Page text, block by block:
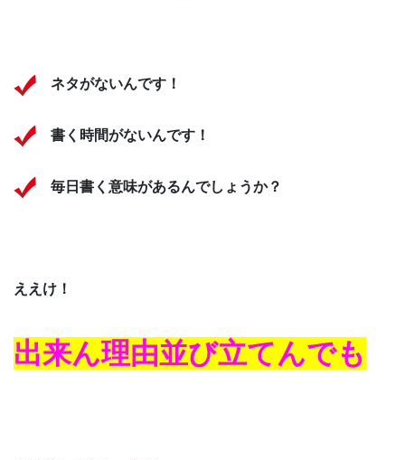
ネタがないんです！
書く時間がないんです！
毎日書く意味があるんでしょうか？
ええけ！
出来ん理由並び立てんでも